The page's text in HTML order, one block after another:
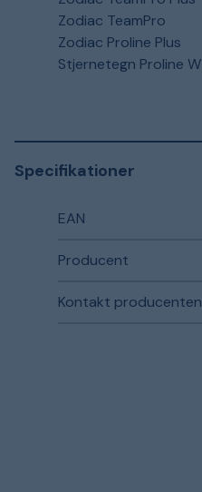
Zodiac TeamPro
Zodiac Proline Plus
Stjernetegn Proline W
Specifikationer
EAN
Producent
Kontakt producenten